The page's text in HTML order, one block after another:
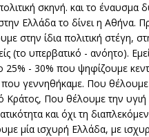
σκηνή. και το έναυσμα
Ελλάδα το δίνει η Αθήνα.
στην ίδια πολιτική στέγη,
(το υπερβατικό - ανόητο).
25% - 30% που ψηφίζουμε
που γεννηθήκαμε. Που
Κράτος, Που θέλουμε την υγιή
και όχι τη
μία ισχυρή Ελλάδα, με